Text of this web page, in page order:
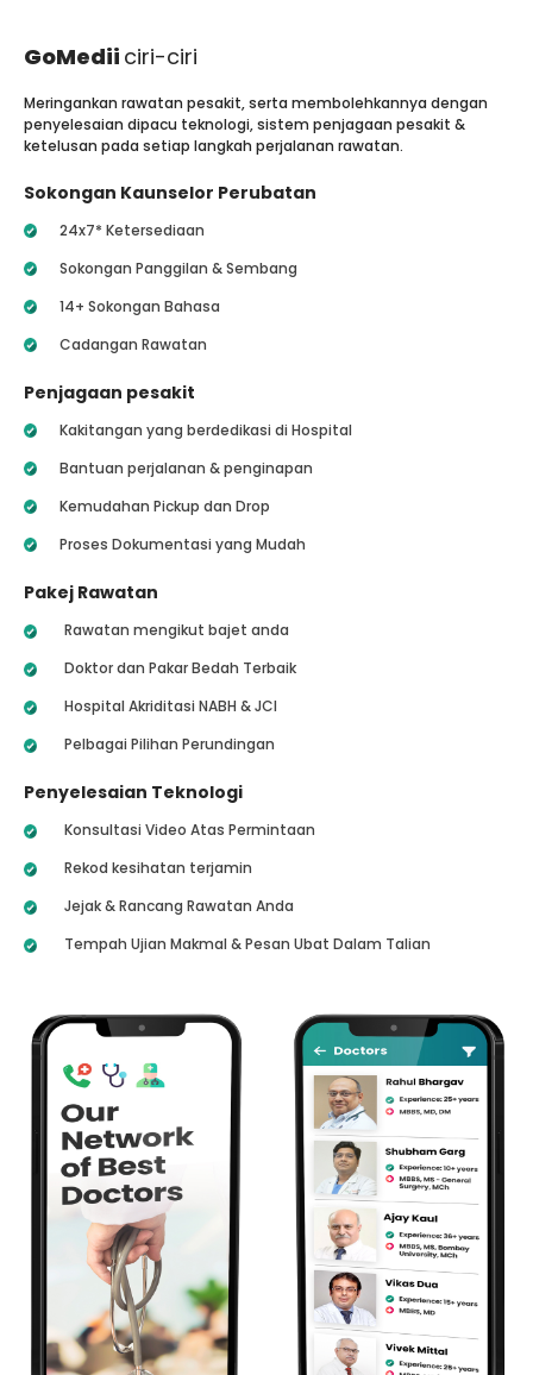
GoMedii ciri-ciri
Meringankan rawatan pesakit, serta membolehkannya dengan
penyelesaian dipacu teknologi, sistem penjagaan pesakit &
ketelusan pada setiap langkah perjalanan rawatan.
Sokongan Kaunselor Perubatan
24x7* Ketersediaan
Sokongan Panggilan & Sembang
14+ Sokongan Bahasa
Cadangan Rawatan
Penjagaan pesakit
Kakitangan yang berdedikasi di Hospital
Bantuan perjalanan & penginapan
Kemudahan Pickup dan Drop
Proses Dokumentasi yang Mudah
Pakej Rawatan
Rawatan mengikut bajet anda
Doktor dan Pakar Bedah Terbaik
Hospital Akriditasi NABH & JCI
Pelbagai Pilihan Perundingan
Penyelesaian Teknologi
Konsultasi Video Atas Permintaan
Rekod kesihatan terjamin
Jejak & Rancang Rawatan Anda
Tempah Ujian Makmal & Pesan Ubat Dalam Talian